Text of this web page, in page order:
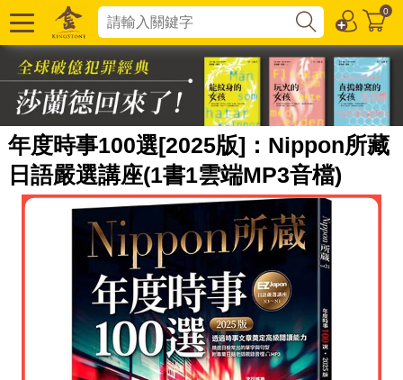
0
年度時事100選[2025版]：Nippon所藏
日語嚴選講座(1書1雲端MP3音檔)